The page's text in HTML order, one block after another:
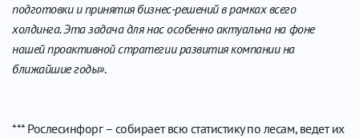
подготовки и принятия бизнес-решений в рамках всего
холдинга. Эта задача для нас особенно актуальна на фоне
нашей проактивной стратегии развития компании на
ближайшие годы».
*** Рослесинфорг – собирает всю статистику по лесам, ведет их